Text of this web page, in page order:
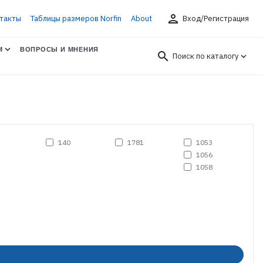
Таблицы размеров Norfin About person Вход/Регистрация
ВОПРОСЫ И МНЕНИЯ
search Поиск по каталогу
140 1781
1053
1056
1058